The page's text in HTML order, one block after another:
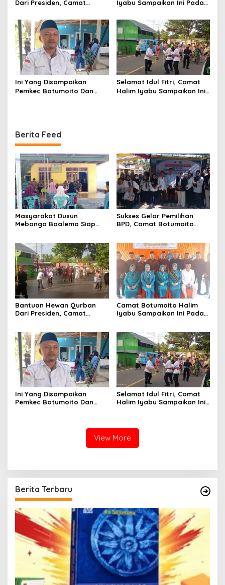
Dari Presiden, Camat
Sampaikan Terima Kasih
Iyabu Sampaikan Ini Pada
Botumoito
Ini Yang Disampaikan
Pemkec Botumoito Dan
Selamat Idul Fitri, Camat
Halim Iyabu Sampaikan Ini
Berita Feed
Masyarakat Dusun
Mebongo Boalemo Siap
Sukses Gelar Pemilihan
BPD, Camat Botumoito
Bantuan Hewan Qurban
Dari Presiden, Camat
Camat Botumoito Halim
Iyabu Sampaikan Ini Pada
Ini Yang Disampaikan
Pemkec Botumoito Dan
Selamat Idul Fitri, Camat
Halim Iyabu Sampaikan Ini
View More
Berita Terbaru